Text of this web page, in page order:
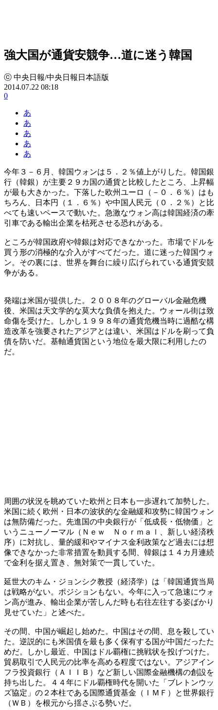
強大国が通貨安競争…道に迷う韓国
ⓒ 中央日報/中央日報日本語版
2014.07.22 08:18
0
あ
あ
あ
あ
あ
今年３－６月、韓国ウォンは５．２％値上がりした。韓国銀
行（韓銀）が主要２９カ国の通貨と比較したところ、上昇幅
が最も大きかった。下落した欧州ユーロ（－０．６％）はも
ちろん、日本円（１．６％）や中国人民元（０．２％）と比
べても速いペースで動いた。急激なウォン高は韓国経済の牽
引車である輸出企業を枯死させる恐れがある。
ところが韓国政府や韓銀は対応できなかった。市場でドルを
買う形の消極的な介入がすべてだった。道に迷った韓国ウォ
ン。その裏には、世界を舞台に繰り広げられている通貨安競
争がある。
発端は米国が提供した。２００８年のグローバル金融危機
後、米国は天文学的な莫大な負債を抱えた。ウォール街は致
命傷を受けた。しかし１９９８年の通貨危機当時に過酷な構
造改革を強要されたアジアとは違い、米国はドルを刷って負
債を防いだ。基軸通貨国という地位を最大限に利用したの
だ。
周囲の状況を眺めていた欧州と日本も一歩遅れて加勢した。
米国に続く欧州・日本の波状的な金融緩和攻勢に韓国ウォン
は無防備だった。先進国の中央銀行が「低成長・低物価」と
いうニューノーマル（Ｎｅｗ Ｎｏｒｍａｌ、新しい経済秩
序）に対抗し、量的緩和やマイナス金利政策など過去には想
像できなかった非常措置を動員する間、韓銀は１４カ月連続
で金利を据え置き、無対策で一貫していた。
延世大のキム・ジョンシク教授（経済学）は「韓国通貨当局
は戦略がない。ポジションもない。今年に入って急速にウォ
ン高が進み、輸出企業が苦しんだ時も右往左往する姿ばかり
見せていた」と述べた。
その間、中国が崛起し始めた。中国はその間、息を殺してい
た。逆説的にも米国債を最も多く保有する国が中国だったた
めだ。しかし最近、中国はドル覇権に挑戦状を投げつけた。
貿易取引で人民元の比率を高める程度ではない。アジアイン
フラ投資銀行（ＡＩＩＢ）など新しい国際金融機構の創設を
持ち出した。４４年にドル覇権時代を開いた「ブレトンウッ
ズ協定」の２本柱である国際通貨基金（ＩＭＦ）と世界銀行
（ＷＢ）を根元から揺さぶる勢いだ。